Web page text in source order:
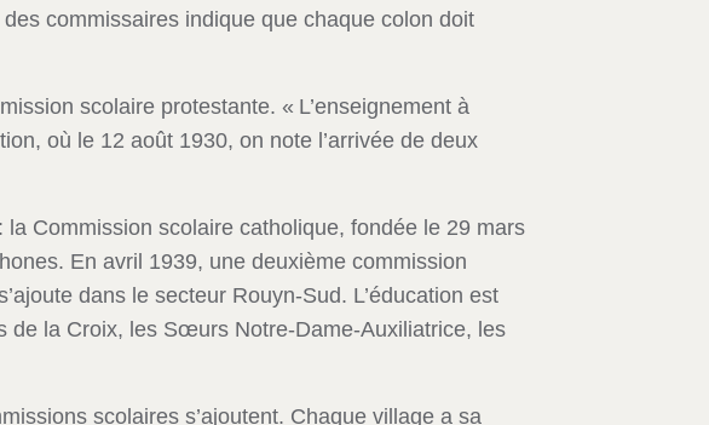
commissaires indique que chaque colon doit
scolaire protestante. « L’enseignement à
où le 12 août 1930, on note l’arrivée de deux
Commission scolaire catholique, fondée le 29 mars
En avril 1939, une deuxième commission
dans le secteur Rouyn-Sud. L’éducation est
de la Croix, les Sœurs Notre-Dame-Auxiliatrice, les
scolaires s’ajoutent. Chaque village a sa